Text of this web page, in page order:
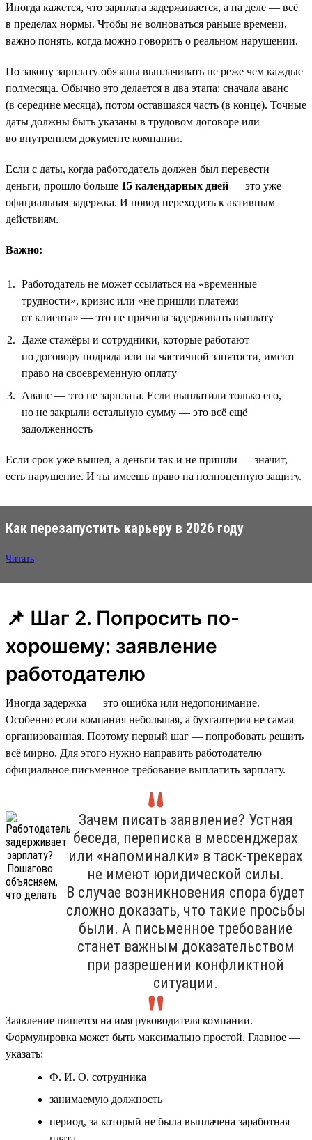
Иногда кажется, что зарплата задерживается, а на деле — всё
в пределах нормы. Чтобы не волноваться раньше времени,
важно понять, когда можно говорить о реальном нарушении.
По закону зарплату обязаны выплачивать не реже чем каждые
полмесяца. Обычно это делается в два этапа: сначала аванс
(в середине месяца), потом оставшаяся часть (в конце). Точные
даты должны быть указаны в трудовом договоре или
во внутреннем документе компании.
Если с даты, когда работодатель должен был перевести
деньги, прошло больше 15 календарных дней — это уже
официальная задержка. И повод переходить к активным
действиям.
Важно:
Работодатель не может ссылаться на «временные
трудности», кризис или «не пришли платежи
от клиента» — это не причина задерживать выплату
Даже стажёры и сотрудники, которые работают
по договору подряда или на частичной занятости, имеют
право на своевременную оплату
Аванс — это не зарплата. Если выплатили только его,
но не закрыли остальную сумму — это всё ещё
задолженность
Если срок уже вышел, а деньги так и не пришли — значит,
есть нарушение. И ты имеешь право на полноценную защиту.
Как перезапустить карьеру в 2026 году
Читать
📌 Шаг 2. Попросить по-
хорошему: заявление
работодателю
Иногда задержка — это ошибка или недопонимание.
Особенно если компания небольшая, а бухгалтерия не самая
организованная. Поэтому первый шаг — попробовать решить
всё мирно. Для этого нужно направить работодателю
официальное письменное требование выплатить зарплату.
Зачем писать заявление? Устная
беседа, переписка в мессенджерах
или «напоминалки» в таск-трекерах
не имеют юридической силы.
В случае возникновения спора будет
сложно доказать, что такие просьбы
были. А письменное требование
станет важным доказательством
при разрешении конфликтной
ситуации.
Заявление пишется на имя руководителя компании.
Формулировка может быть максимально простой. Главное —
указать:
Ф. И. О. сотрудника
занимаемую должность
период, за который не была выплачена заработная